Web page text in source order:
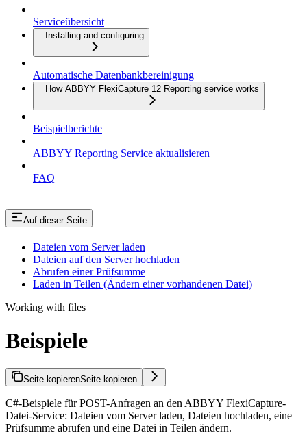
Serviceübersicht
Installing and configuring
Automatische Datenbankbereinigung
How ABBYY FlexiCapture 12 Reporting service works
Beispielberichte
ABBYY Reporting Service aktualisieren
FAQ
Auf dieser Seite
Dateien vom Server laden
Dateien auf den Server hochladen
Abrufen einer Prüfsumme
Laden in Teilen (Ändern einer vorhandenen Datei)
Working with files
Beispiele
Seite kopierenSeite kopieren
C#-Beispiele für POST-Anfragen an den ABBYY FlexiCapture-
Datei-Service: Dateien vom Server laden, Dateien hochladen, eine
Prüfsumme abrufen und eine Datei in Teilen ändern.